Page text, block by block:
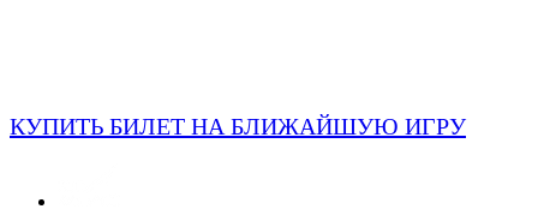
КУПИТЬ БИЛЕТ НА БЛИЖАЙШУЮ ИГРУ